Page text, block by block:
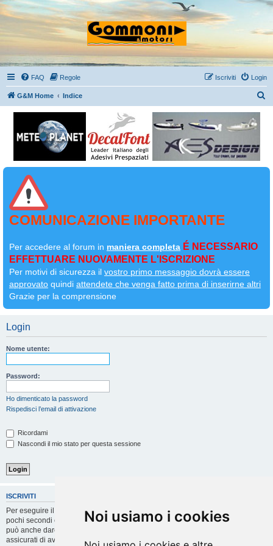
Noi usiamo i cookies
FAQ Regole Login
Iscriviti
G&M Home Indice
COMUNICAZIONE IMPORTANTE
Per accedere al forum in maniera completa É NECESSARIO
EFFETTUARE NUOVAMENTE L'ISCRIZIONE
Per motivi di sicurezza il vostro primo messaggio dovrà essere
approvato quindi attendete che venga fatto prima di inserirne altri
Grazie per la comprensione
Login
Nome utente:
Password:
Ho dimenticato la password
Rispedisci l’email di attivazione
Ricordami
Nascondi il mio stato per questa sessione
ISCRIVITI
Per eseguire il login devi essere registrato. La registrazione richiede solo
pochi secondi e garantisce l’accesso alle funzioni avanzate. L’amministratore
può anche dare permessi speciali agli utenti. Prima di eseguire il login
assicurati di aver letto i termini d’uso e le varie regole.